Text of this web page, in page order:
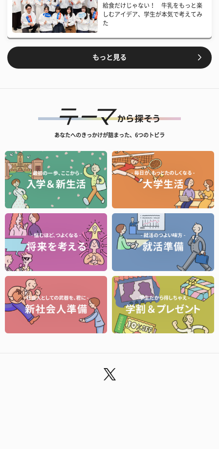
給食だけじゃない！ 牛乳をもっと楽
しむアイデア、学生が本気で考えてみ
た
もっと見る
あなたへのきっかけが詰まった、6つのトビラ